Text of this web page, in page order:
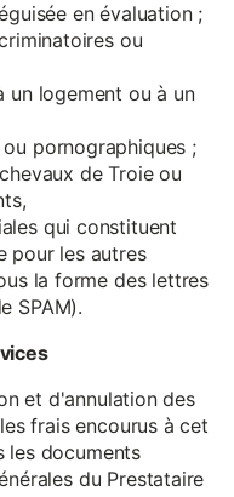
en évaluation ;
ou
un logement ou à un
pornographiques ;
de Troie ou
qui constituent
pour les autres
la forme des lettres
SPAM).
et d'annulation des
frais encourus à cet
les documents
du Prestataire